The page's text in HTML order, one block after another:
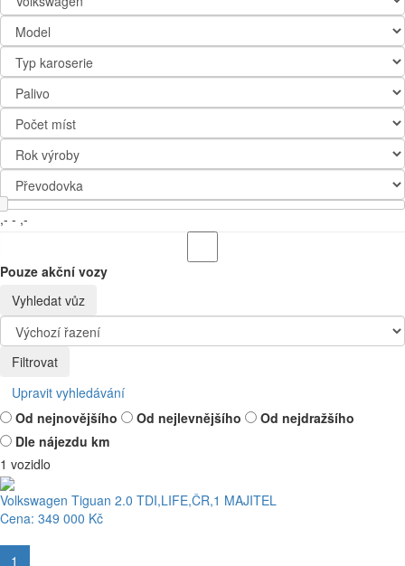
,- - ,-
Pouze akční vozy
Vyhledat vůz
Filtrovat
Upravit vyhledávání
Od nejnovějšího
Od nejlevnějšího
Od nejdražšího
Dle nájezdu km
1 vozidlo
Volkswagen Tiguan 2.0 TDI,LIFE,ČR,1 MAJITEL
Cena: 349 000 Kč
1